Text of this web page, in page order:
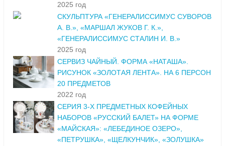
2025 год
СКУЛЬПТУРА «ГЕНЕРАЛИССИМУС СУВОРОВ
А. В.», «МАРШАЛ ЖУКОВ Г. К.»,
«ГЕНЕРАЛИССИМУС СТАЛИН И. В.»
2025 год
СЕРВИЗ ЧАЙНЫЙ. ФОРМА «НАТАША».
РИСУНОК «ЗОЛОТАЯ ЛЕНТА». НА 6 ПЕРСОН
20 ПРЕДМЕТОВ
2022 год
СЕРИЯ 3-Х ПРЕДМЕТНЫХ КОФЕЙНЫХ
НАБОРОВ «РУССКИЙ БАЛЕТ» НА ФОРМЕ
«МАЙСКАЯ»: «ЛЕБЕДИНОЕ ОЗЕРО»,
«ПЕТРУШКА», «ЩЕЛКУНЧИК», «ЗОЛУШКА»